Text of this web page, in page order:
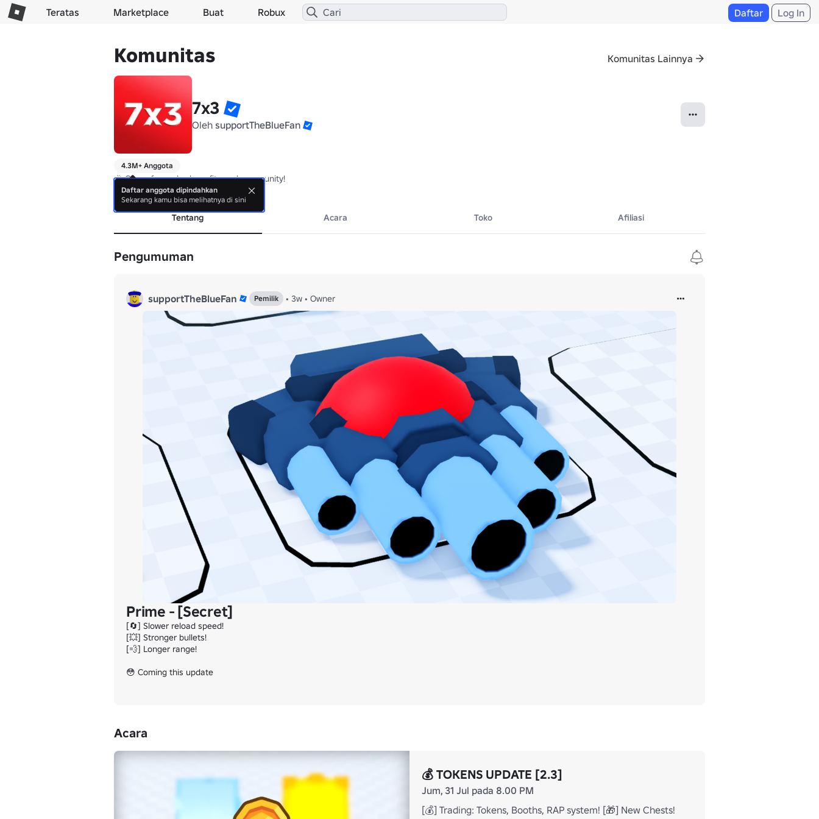
Teratas Marketplace Buat Robux Daftar Log In
Komunitas Komunitas Lainnya
7x3
Oleh supportTheBlueFan
4.3M+ Anggota
🎉 Group for perks, benefits and community!
selengkapnya
Tentang Acara Toko Afiliasi
Pengumuman
supportTheBlueFan Pemilik • 3w • Owner
Prime - [Secret]
[🔄] Slower reload speed!
[💥] Stronger bullets!
[💨] Longer range!
😳 Coming this update
Acara
💰 TOKENS UPDATE [2.3]
Jum, 31 Jul pada 8.00 PM
[💰] Trading: Tokens, Booths, RAP system! [🎁] New Chests!
Daftar anggota dipindahkan
Sekarang kamu bisa melihatnya di sini